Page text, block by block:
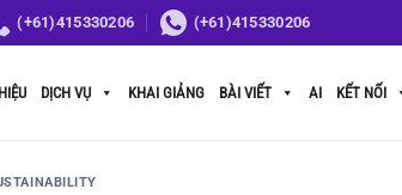
(+61)415330206 (+61)415330206
DỊCH VỤ KHAI GIẢNG BÀI VIẾT AI KẾT NỐI